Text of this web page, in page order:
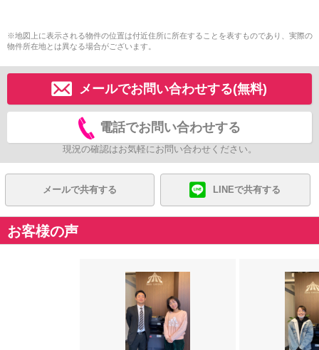
※地図上に表示される物件の位置は付近住所に所在することを表すものであり、実際の
物件所在地とは異なる場合がございます。
メールでお問い合わせする(無料)
電話でお問い合わせする
現況の確認はお気軽にお問い合わせください。
メールで共有する LINEで共有する
お客様の声